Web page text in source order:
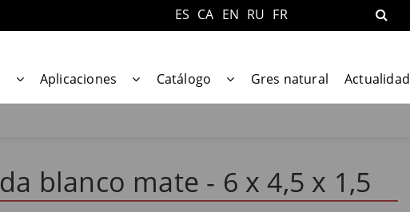
ES CA EN RU FR
Aplicaciones Catálogo Gres natural Actualidad
blanco mate - 6 x 4,5 x 1,5